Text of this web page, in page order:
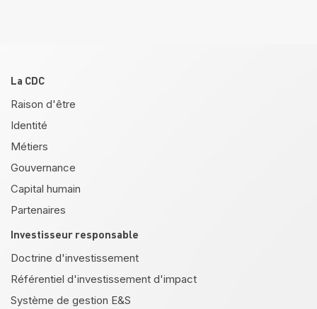
Pied de page
La CDC
Raison d'être
Identité
Métiers
Gouvernance
Capital humain
Partenaires
Investisseur responsable
Doctrine d'investissement
Référentiel d'investissement d'impact
Système de gestion E&S